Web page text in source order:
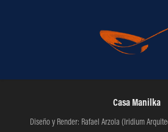
Casa Manilka
Diseño y Render: Rafael Arzola (Iridium